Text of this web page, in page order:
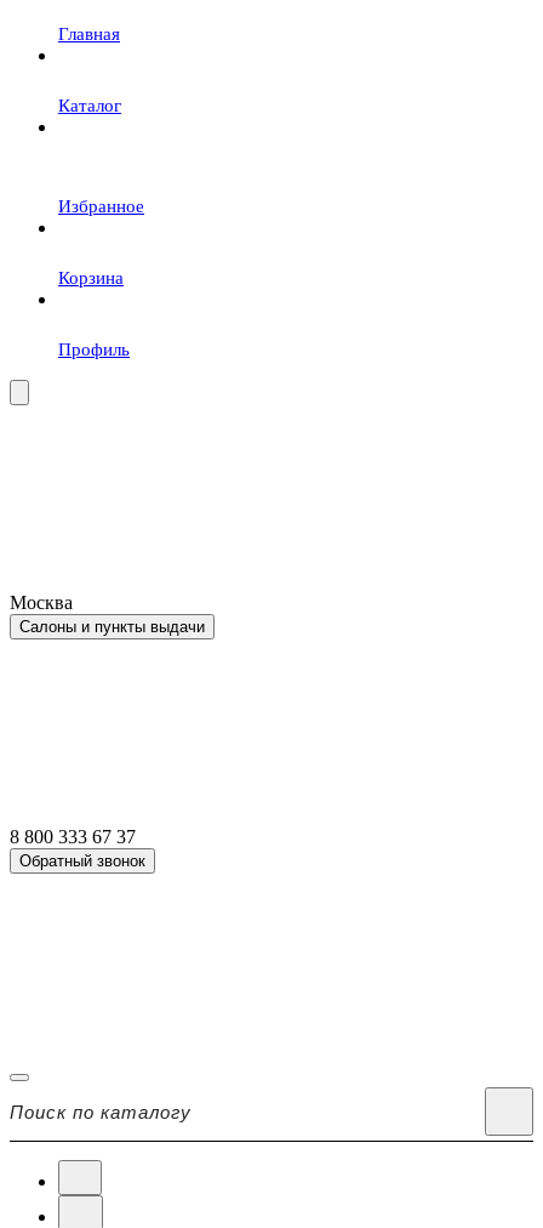
Главная
Каталог
Избранное
Корзина
Профиль
Москва
Салоны и пункты выдачи
8 800 333 67 37
Обратный звонок